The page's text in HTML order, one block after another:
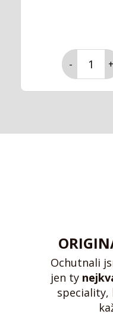
- +
Ochutnali
jen ty
speciality,